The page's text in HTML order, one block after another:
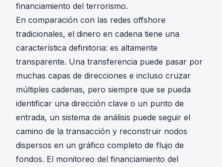
financiamiento del terrorismo.
En comparación con las redes offshore
tradicionales, el dinero en cadena tiene una
característica definitoria: es altamente
transparente. Una transferencia puede pasar por
muchas capas de direcciones e incluso cruzar
múltiples cadenas, pero siempre que se pueda
identificar una dirección clave o un punto de
entrada, un sistema de análisis puede seguir el
camino de la transacción y reconstruir nodos
dispersos en un gráfico completo de flujo de
fondos. El monitoreo del financiamiento del